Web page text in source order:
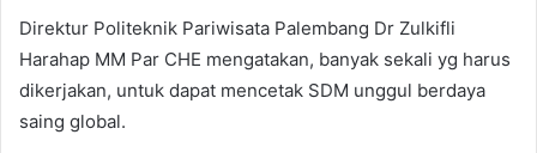
Direktur Politeknik Pariwisata Palembang Dr Zulkifli
Harahap MM Par CHE mengatakan, banyak sekali yg harus
dikerjakan, untuk dapat mencetak SDM unggul berdaya
saing global.